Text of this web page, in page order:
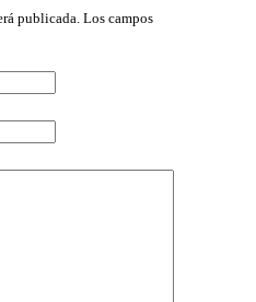
publicada. Los campos